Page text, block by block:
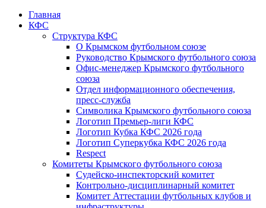
Главная
КФС
Структура КФС
О Крымском футбольном союзе
Руководство Крымского футбольного союза
Офис-менеджер Крымского футбольного
союза
Отдел информационного обеспечения,
пресс-служба
Символика Крымского футбольного союза
Логотип Премьер-лиги КФС
Логотип Кубка КФС 2026 года
Логотип Суперкубка КФС 2026 года
Respect
Комитеты Крымского футбольного союза
Судейско-инспекторский комитет
Контрольно-дисциплинарный комитет
Комитет Аттестации футбольных клубов и